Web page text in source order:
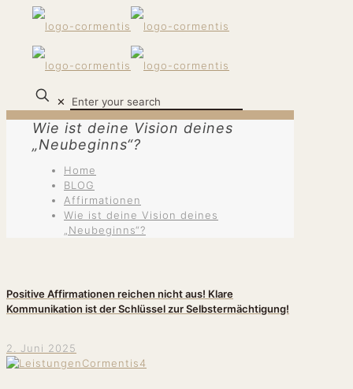
✕
Wie ist deine Vision deines
„Neubeginns“?
Home
BLOG
Affirmationen
Wie ist deine Vision deines
„Neubeginns“?
Positive Affirmationen reichen nicht aus! Klare
Kommunikation ist der Schlüssel zur Selbstermächtigung!
2. Juni 2025